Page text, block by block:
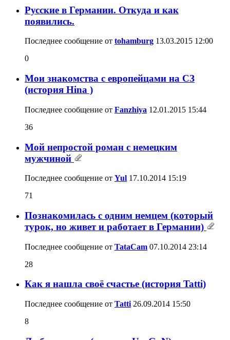
Русские в Германии. Откуда и как
появились.
Последнее сообщение от tohamburg 13.03.2015 12:00
0
Мои знакомства с европейцами на СЗ
(история Hina )
Последнее сообщение от Fanzhiya 12.01.2015 15:44
36
Мой непростой роман с немецким
мужчиной
Последнее сообщение от Yul 17.10.2014 15:19
71
Познакомилась c одним немцем (который
турок, но живет и работает в Германии)
Последнее сообщение от TataCam 07.10.2014 23:14
28
Как я нашла своё счастье (история Tatti)
Последнее сообщение от Tatti 26.09.2014 15:50
8